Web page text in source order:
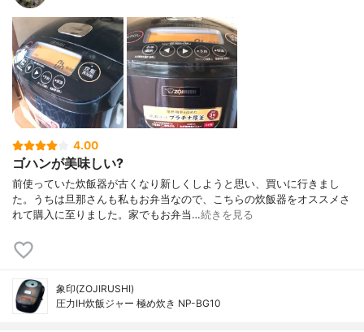
4.00
ゴハンが美味しい?
前使っていた炊飯器が古くなり新しくしようと思い、買いに行きまし
た。うちは旦那さんも私もお弁当なので、こちらの炊飯器をオススメさ
れて購入に至りました。家でもお弁当…続きを見る
象印(ZOJIRUSHI)
圧力IH炊飯ジャー 極め炊き NP-BG10